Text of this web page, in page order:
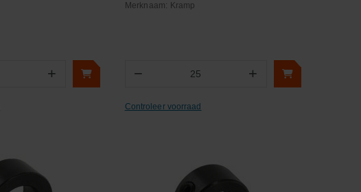
+
Merknaam: Kramp
− +
Controleer voorraad